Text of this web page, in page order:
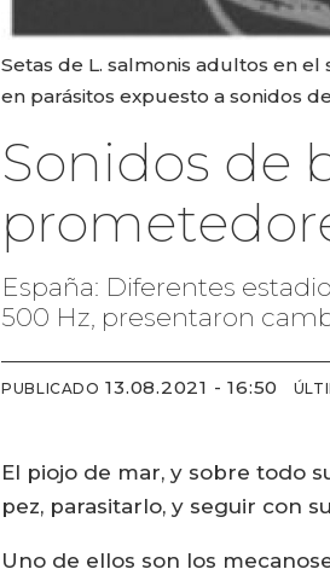
Setas de L. salmonis adultos en
en parásitos expuesto a sonidos
Sonidos de
España: Diferentes
500 Hz, presentaron
PUBLICADO 13.08.2021 - 16:50
El piojo de mar, y sobre todo
pez, parasitarlo, y seguir con
Uno de ellos son los